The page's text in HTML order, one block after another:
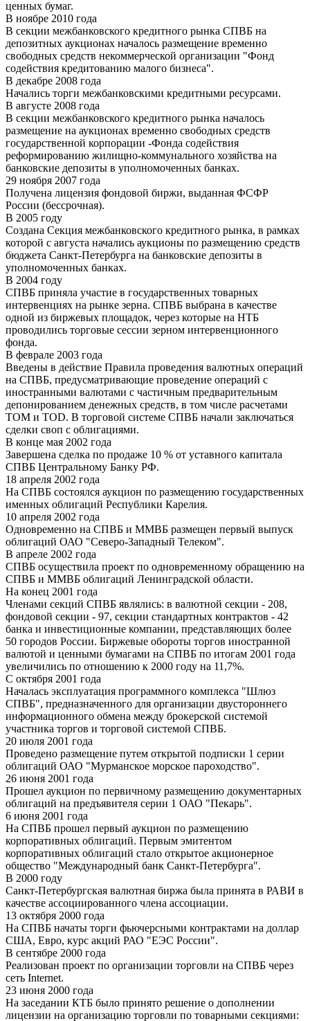
ценных бумаг.
В ноябре 2010 года
В секции межбанковского кредитного рынка СПВБ на
депозитных аукционах началось размещение временно
свободных средств некоммерческой организации "Фонд
содействия кредитованию малого бизнеса".
В декабре 2008 года
Начались торги межбанковскими кредитными ресурсами.
В августе 2008 года
В секции межбанковского кредитного рынка началось
размещение на аукционах временно свободных средств
государственной корпорации -Фонда содействия
реформированию жилищно-коммунального хозяйства на
банковские депозиты в уполномоченных банках.
29 ноября 2007 года
Получена лицензия фондовой биржи, выданная ФСФР
России (бессрочная).
В 2005 году
Создана Секция межбанковского кредитного рынка, в рамках
которой с августа начались аукционы по размещению средств
бюджета Санкт-Петербурга на банковские депозиты в
уполномоченных банках.
В 2004 году
СПВБ приняла участие в государственных товарных
интервенциях на рынке зерна. СПВБ выбрана в качестве
одной из биржевых площадок, через которые на НТБ
проводились торговые сессии зерном интервенционного
фонда.
В феврале 2003 года
Введены в действие Правила проведения валютных операций
на СПВБ, предусматривающие проведение операций с
иностранными валютами с частичным предварительным
депонированием денежных средств, в том числе расчетами
TOM и TOD. В торговой системе СПВБ начали заключаться
сделки своп с облигациями.
В конце мая 2002 года
Завершена сделка по продаже 10 % от уставного капитала
СПВБ Центральному Банку РФ.
18 апреля 2002 года
На СПВБ состоялся аукцион по размещению государственных
именных облигаций Республики Карелия.
10 апреля 2002 года
Одновременно на СПВБ и ММВБ размещен первый выпуск
облигаций ОАО "Северо-Западный Телеком".
В апреле 2002 года
СПВБ осуществила проект по одновременному обращению на
СПВБ и ММВБ облигаций Ленинградской области.
На конец 2001 года
Членами секций СПВБ являлись: в валютной секции - 208,
фондовой секции - 97, секции стандартных контрактов - 42
банка и инвестиционные компании, представляющих более
50 городов России. Биржевые обороты торгов иностранной
валютой и ценными бумагами на СПВБ по итогам 2001 года
увеличились по отношению к 2000 году на 11,7%.
С октября 2001 года
Началась эксплуатация программного комплекса "Шлюз
СПВБ", предназначенного для организации двустороннего
информационного обмена между брокерской системой
участника торгов и торговой системой СПВБ.
20 июля 2001 года
Проведено размещение путем открытой подписки 1 серии
облигаций ОАО "Мурманское морское пароходство".
26 июня 2001 года
Прошел аукцион по первичному размещению документарных
облигаций на предъявителя серии 1 ОАО "Пекарь".
6 июня 2001 года
На СПВБ прошел первый аукцион по размещению
корпоративных облигаций. Первым эмитентом
корпоративных облигаций стало открытое акционерное
общество "Международный банк Санкт-Петербурга".
В 2000 году
Санкт-Петербургская валютная биржа была принята в РАВИ в
качестве ассоциированного члена ассоциации.
13 октября 2000 года
На СПВБ начаты торги фьючерсными контрактами на доллар
США, Евро, курс акций РАО "ЕЭС России".
В сентябре 2000 года
Реализован проект по организации торговли на СПВБ через
сеть Internet.
23 июня 2000 года
На заседании КТБ было принято решение о дополнении
лицензии на организацию торговли по товарными секциями: